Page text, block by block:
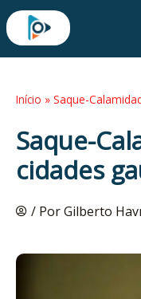
para
Início » Saque-
Saque-
cidades
/ Por Gilberto